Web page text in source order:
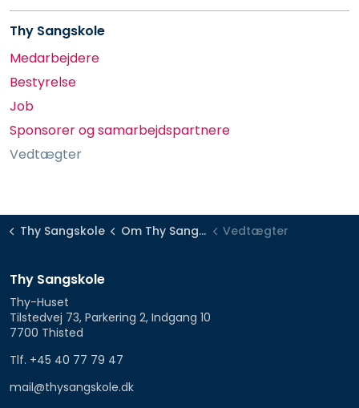
Thy Sangskole
Medarbejdere
Bestyrelse
Job
Sponsorer og samarbejdspartnere
Vedtægter
Thy Sangskole Om Thy Sangskole Vedtægter
Thy Sangskole
Thy-Huset
Tilstedvej 73, Parkering 2, Indgang 10
7700 Thisted
Tlf. +45 40 77 79 47
mail@thysangskole.dk